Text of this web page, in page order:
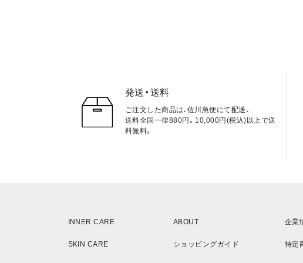
発送・送料
ご注文した商品は、佐川急便にて配送、
送料全国一律880円。10,000円(税込)以上で送
料無料。
INNER CARE
SKIN CARE
ABOUT
ショッピングガイド
企業
特定